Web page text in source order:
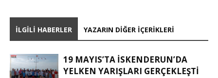
İLGILI HABERLER YAZARIN DIĞER İÇERIKLERI
19 MAYIS’TA İSKENDERUN’DA
YELKEN YARIŞLARI GERÇEKLEŞTI